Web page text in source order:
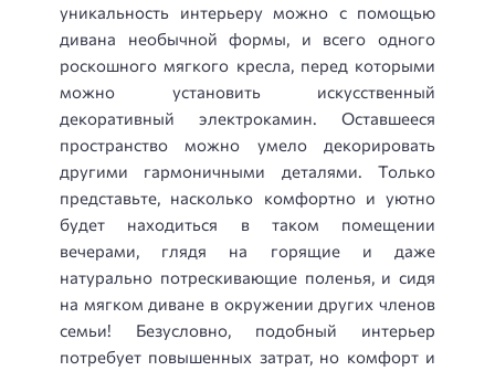
уникальность интерьеру можно с помощью
дивана необычной формы, и всего одного
роскошного мягкого кресла, перед которыми
можно установить искусственный
декоративный электрокамин. Оставшееся
пространство можно умело декорировать
другими гармоничными деталями. Только
представьте, насколько комфортно и уютно
будет находиться в таком помещении
вечерами, глядя на горящие и даже
натурально потрескивающие поленья, и сидя
на мягком диване в окружении других членов
семьи! Безусловно, подобный интерьер
потребует повышенных затрат, но комфорт и